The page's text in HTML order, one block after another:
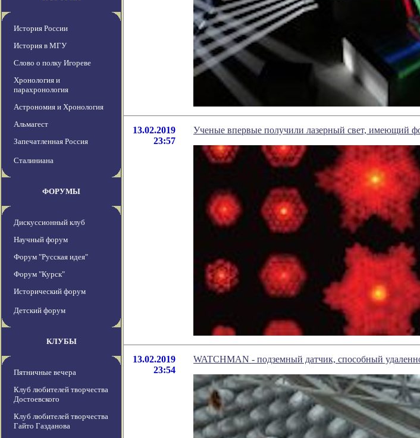
История России
История в МГУ
Слово о полку Игореве
Хронология и
парахронология
Астрономия и Хронология
Альмагест
Запечатленная Россия
Сталиниана
ФОРУМЫ
Дискуссионный клуб
Научный форум
Форум "Русская идея"
Форум "Курск"
Исторический форум
Детский форум
КЛУБЫ
Пятничные вечера
Клуб любителей творчества
Достоевского
Клуб любителей творчества
Гайто Газданова
13.02.2019
23:57
Ученые впервые получили лазерный свет, имеющий
13.02.2019
23:54
WATCHMAN - подземный датчик, способный